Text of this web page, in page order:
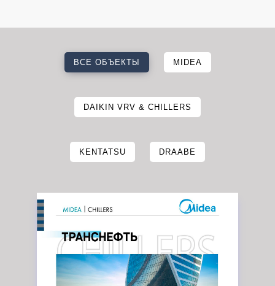
ВСЕ ОБЪЕКТЫ MIDEA
DAIKIN VRV & CHILLERS
KENTATSU DRAABE